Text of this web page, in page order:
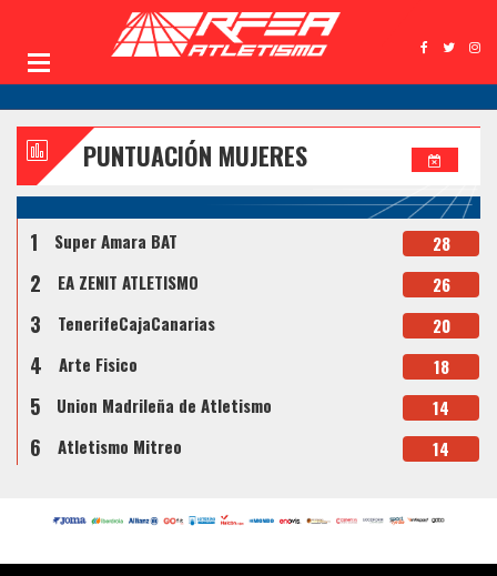
PUNTUACIÓN MUJERES
1 Super Amara BAT 28
2 EA ZENIT ATLETISMO 26
3 TenerifeCajaCanarias 20
4 Arte Fisico 18
5 Union Madrileña de Atletismo 14
6 Atletismo Mitreo 14